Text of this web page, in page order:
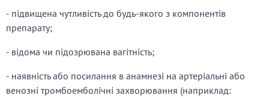
- підвищена чутливість до будь-якого з компонентів
препарату;
- відома чи підозрювана вагітність;
- наявність або посилання в анамнезі на артеріальні або
венозні тромбоемболічні захворювання (наприклад: